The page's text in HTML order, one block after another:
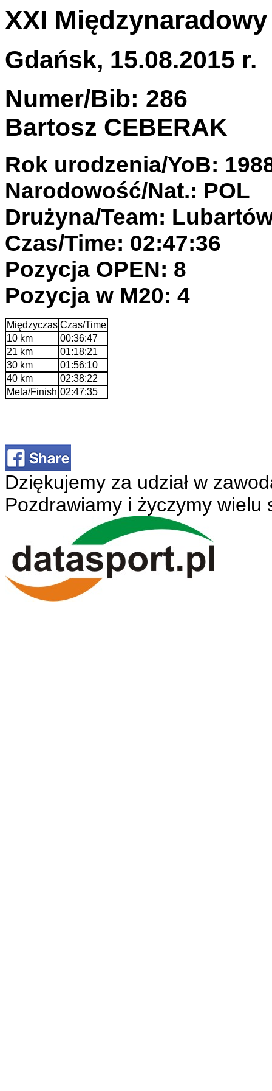
XXI
Gdańsk, 15.08.2015 r.
Numer/Bib: 286
Bartosz CEBERAK
Rok urodzenia/YoB:
Narodowość/Nat.: POL
Drużyna/Team:
Czas/Time: 02:47:36
Pozycja OPEN: 8
Pozycja w M20: 4
Międzyczas Czas/Time
10 km
00:36:47
21 km
01:18:21
30 km
01:56:10
40 km
02:38:22
Meta/Finish 02:47:35
Dziękujemy za udział w
Pozdrawiamy i życzymy wielu